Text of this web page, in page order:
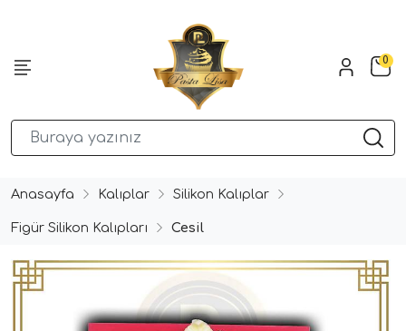
0
Anasayfa Kalıplar Silikon Kalıplar
Figür Silikon Kalıpları Cesil